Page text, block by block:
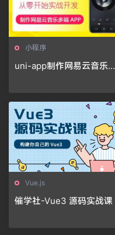
小程序
uni-app制作网易云音乐多
Vue.js
催学社-Vue3 源码实战课